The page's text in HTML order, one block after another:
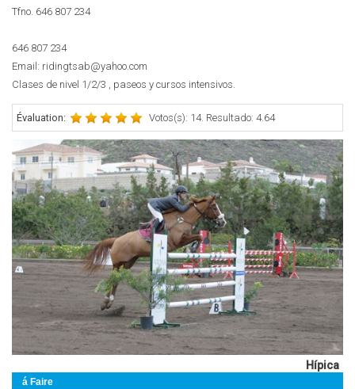
á Faire
Tfno. 646 807 234
646 807 234
Email: ridingtsab@yahoo.com
Clases de nivel 1/2/3 , paseos y cursos intensivos.
Évaluation: Votos(s): 14. Resultado: 4.64
Hípica